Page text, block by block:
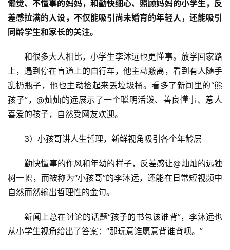
懒觉、不懂事的妈妈，和勤快细心、照顾妈妈的小学生，反
差感拉满的人设，不仅能吸引尚未婚育的年轻人，还能吸引
同龄学生和家长的关注。
和很多大人相比，小学生李沐远也更懂事。放学回家路
上，遇到停在盲道上的自行车，他主动搬离，看到有人随手
乱扔瓶子，他也主动捡起来丢垃圾桶。看多了新闻里的“熊
孩子”，@灿灿的远展示了一个聪明活泼、善良懂事、惹人
喜爱的孩子，自然受网友欢迎。
3）小孩哥讲人生哲理，新鲜视角吸引各个年龄层
勤快懂事的作风和年幼的样子，反差感让@灿灿的远独
树一帜，而被称为“小孩哥”的李沐远，还能在日常短视频中
自然而然输出哲理性的金句。
新闻上总在讨论的话题“孩子的书包该谁背”，李沐远也
从小学生视角给出了答案：“那玩意谁愿意背谁背呗。”